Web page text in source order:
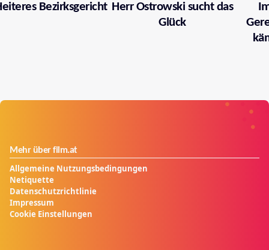
Bezirksgericht Herr Ostrowski sucht das
Glück
Mehr über film.at
Allgemeine Nutzungsbedingungen
Netiquette
Datenschutzrichtlinie
Impressum
Cookie Einstellungen